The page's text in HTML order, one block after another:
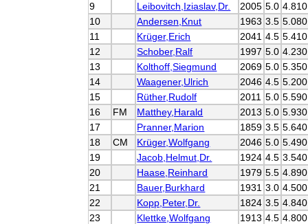
9
Leibovitch,Iziaslav,Dr. 2005 5.0 4.810
10
Andersen,Knut 1963 3.5 5.080
11
Krüger,Erich 2041 4.5 5.410
12
Schober,Ralf 1997 5.0 4.230
13
Kolthoff,Siegmund 2069 5.0 5.350
14
Waagener,Ulrich 2046 4.5 5.200
15
Rüther,Rudolf 2011 5.0 5.590
16
FM Matthey,Harald 2013 5.0 5.930
17
Pranner,Marion 1859 3.5 5.640
18
CM Krüger,Wolfgang 2046 5.0 5.490
19
Jacob,Helmut,Dr. 1924 4.5 3.540
20
Haase,Reinhard 1979 5.5 4.890
21
Bauer,Burkhard 1931 3.0 4.500
22
Kopp,Peter,Dr. 1824 3.5 4.840
23
Klettke,Wolfgang 1913 4.5 4.800